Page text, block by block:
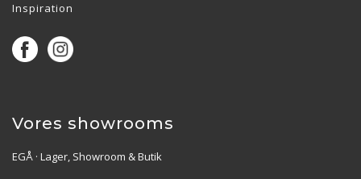
Inspiration
Vores showrooms
EGÅ · Lager, Showroom & Butik